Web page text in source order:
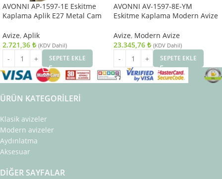
AVONNI AP-1597-1E Eskitme
Kaplama Aplik E27 Metal Cam
Avize, Aplik
2.721,36 ₺ (KDV Dahil)
SEPETE EKLE
AVONNI AV-1597-8E-YM
Eskitme Kaplama Modern Avize
Avize, Modern Avize
23.345,76 ₺ (KDV Dahil)
SEPETE EKLE
ÜRÜN KATEGORILERI
Klasik avizeler
Modern avizeler
Aydınlatma
Aksesuar
DIĞER SAYFALAR